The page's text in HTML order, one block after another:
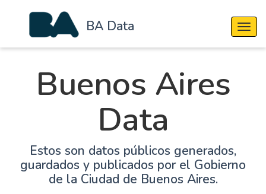
BA Data
Buenos Aires
Data
Estos son datos públicos generados,
guardados y publicados por el Gobierno
de la Ciudad de Buenos Aires.